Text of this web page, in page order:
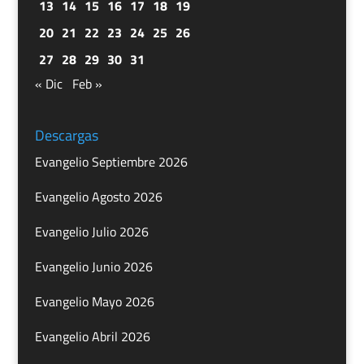
13 14 15 16 17 18 19
20 21 22 23 24 25 26
27 28 29 30 31
« Dic Feb »
Descargas
Evangelio Septiembre 2026
Evangelio Agosto 2026
Evangelio Julio 2026
Evangelio Junio 2026
Evangelio Mayo 2026
Evangelio Abril 2026